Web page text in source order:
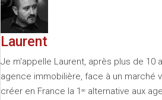
Laurent
Je m'appelle Laurent, après plus de 10
agence immobilière, face à un marché
créer en France la 1ʳᵉ alternative aux